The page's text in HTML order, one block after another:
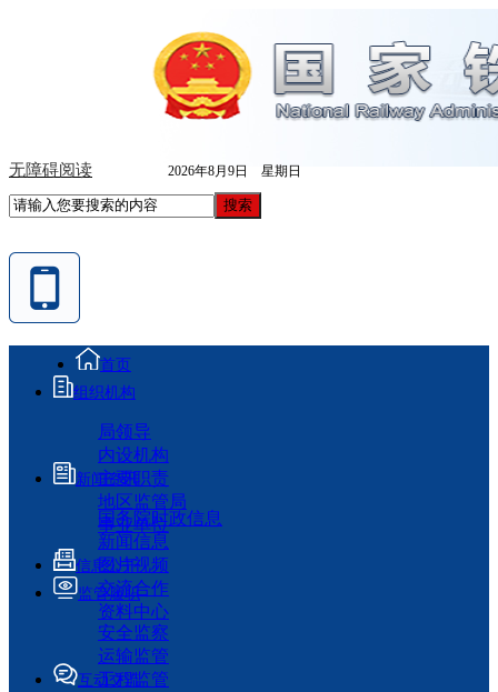
无障碍阅读 2026年8月9日 星期日
首页
组织机构
局领导
内设机构
主要职责
地区监管局
事业单位
新闻资讯
国务院时政信息
新闻信息
图片视频
交流合作
资料中心
信息公开
监管履职
安全监察
运输监管
工程监管
互动交流